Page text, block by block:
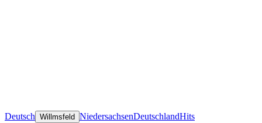
Deutsch Willmsfeld NiedersachsenDeutschlandHits